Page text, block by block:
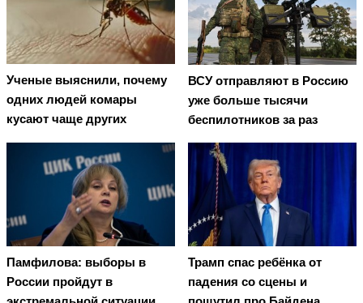
Ученые выяснили, почему
одних людей комары
кусают чаще других
ВСУ отправляют в Россию
уже больше тысячи
беспилотников за раз
Памфилова: выборы в
России пройдут в
Трамп спас ребёнка от
падения со сцены и